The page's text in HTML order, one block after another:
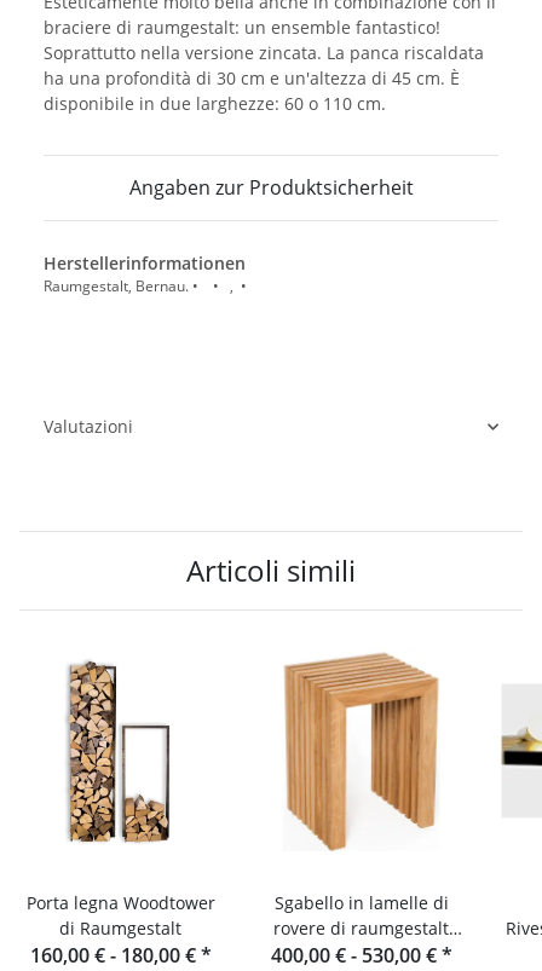
braciere di raumgestalt: un ensemble fantastico!
Soprattutto nella versione zincata. La panca riscaldata
ha una profondità di 30 cm e un'altezza di 45 cm. È
disponibile in due larghezze: 60 o 110 cm.
Angaben zur Produktsicherheit
Herstellerinformationen
Raumgestalt, Bernau. • • , •
Valutazioni
Articoli simili
Porta legna Woodtower
di Raumgestalt
160,00 € - 180,00 €*
Sgabello in lamelle di
rovere di raumgestalt
dalla Foresta Nera
400,00 € - 530,00 €*